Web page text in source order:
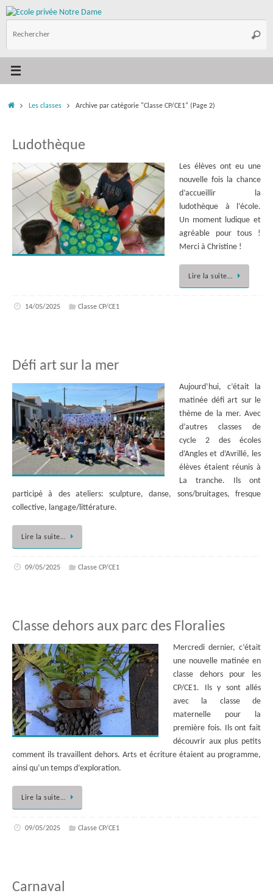
Passer
au
contenu
AccueilLes classes Archive par catégorie "Classe CP/CE1" (Page 2)
Ludothèque
Les élèves ont eu une
nouvelle fois la chance
d’accueillir la
ludothèque à l’école.
Un moment ludique et
agréable pour tous !
Merci à Christine !
Lire la suite…
14/05/2025 Classe CP/CE1
Défi art sur la mer
Aujourd’hui, c’était la
matinée défi art sur le
thème de la mer. Avec
d’autres classes de
cycle 2 des écoles
d’Angles et d’Avrillé, les
élèves étaient réunis à
La tranche. Ils ont
participé à des ateliers: sculpture, danse, sons/bruitages, fresque
collective, langage/littérature.
Lire la suite…
09/05/2025 Classe CP/CE1
Classe dehors aux parc des Floralies
Mercredi dernier, c’était
une nouvelle matinée en
classe dehors pour les
CP/CE1. Ils y sont allés
avec la classe de
maternelle pour la
première fois. Ils ont fait
découvrir aux plus petits
comment ils travaillent dehors. Arts et écriture étaient au programme,
ainsi qu’un temps d’exploration.
Lire la suite…
09/05/2025 Classe CP/CE1
Carnaval